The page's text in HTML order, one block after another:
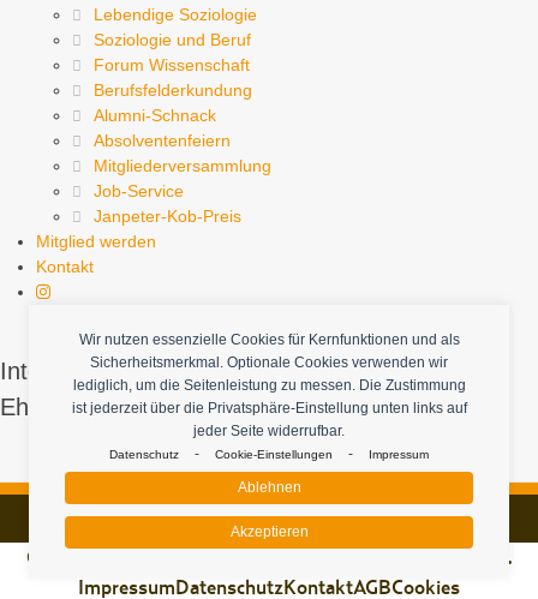
Wir nutzen essenzielle Cookies für Kernfunktionen und als
Sicherheitsmerkmal. Optionale Cookies verwenden wir
lediglich, um die Seitenleistung zu messen. Die Zustimmung
ist jederzeit über die Privatsphäre-Einstellung unten links auf
jeder Seite widerrufbar.
Datenschutz - Cookie-Einstellungen - Impressum
Akzeptieren
Ablehnen
Lebendige Soziologie
Soziologie und Beruf
Forum Wissenschaft
Berufsfelderkundung
Alumni-Schnack
Absolventenfeiern
Mitgliederversammlung
Job-Service
Janpeter-Kob-Preis
Mitglied werden
Kontakt
Interesse an Soziologie mit Studierenden und
Ehemaligen zu teilen.
Mitglied werden
© 2026 - Alumni-Verein Hamburger Soziolog:innen e.V.
ImpressumDatenschutzKontaktAGBCookies